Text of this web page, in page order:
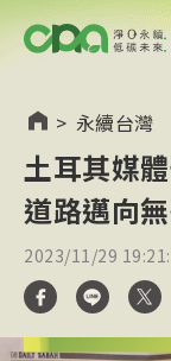
> 永續台灣
土耳其媒
道路邁向
2023/11/29